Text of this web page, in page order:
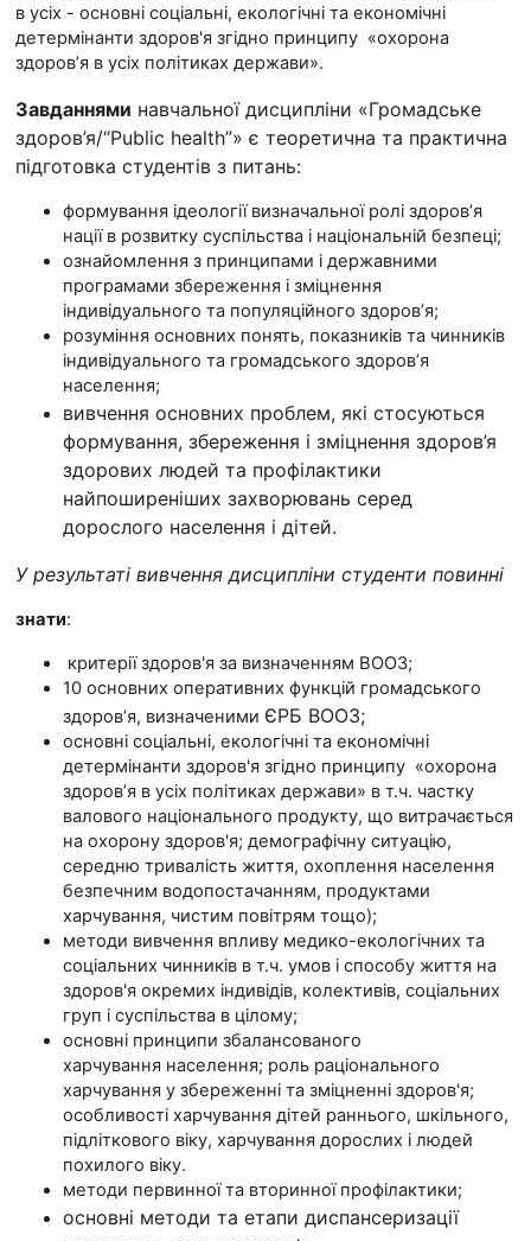
в усіх - основні соціальні, екологічні та економічні
детермінанти здоров'я згідно принципу «охорона
здоров’я в усіх політиках держави».
Завданнями навчальної дисципліни «Громадське
здоров’я/“Public health”» є теоретична та практична
підготовка студентів з питань:
формування ідеології визначальної ролі здоров’я
нації в розвитку суспільства і національній безпеці;
ознайомлення з принципами і державними
програмами збереження і зміцнення
індивідуального та популяційного здоров’я;
розуміння основних понять, показників та чинників
індивідуального та громадського здоров’я
населення;
вивчення основних проблем, які стосуються
формування, збереження і зміцнення здоров’я
здорових людей та профілактики
найпоширеніших захворювань серед
дорослого населення і дітей.
У результаті вивчення дисципліни студенти повинні
знати:
критерії здоров'я за визначенням ВООЗ;
10 основних оперативних функцій громадського
здоров’я, визначеними ЄРБ ВООЗ;
основні соціальні, екологічні та економічні
детермінанти здоров'я згідно принципу «охорона
здоров’я в усіх політиках держави» в т.ч. частку
валового національного продукту, що витрачається
на охорону здоров'я; демографічну ситуацію,
середню тривалість життя, охоплення населення
безпечним водопостачанням, продуктами
харчування, чистим повітрям тощо);
методи вивчення впливу медико-екологічних та
соціальних чинників в т.ч. умов і способу життя на
здоров'я окремих індивідів, колективів, соціальних
груп і суспільства в цілому;
основні принципи збалансованого
харчування населення; роль раціонального
харчування у збереженні та зміцненні здоров'я;
особливості харчування дітей раннього, шкільного,
підліткового віку, харчування дорослих і людей
похилого віку.
методи первинної та вторинної профілактики;
основні методи та етапи диспансеризації